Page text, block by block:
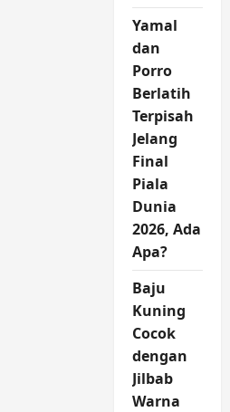
Yamal
dan
Porro
Berlatih
Terpisah
Jelang
Final
Piala
Dunia
2026, Ada
Apa?
Baju
Kuning
Cocok
dengan
Jilbab
Warna